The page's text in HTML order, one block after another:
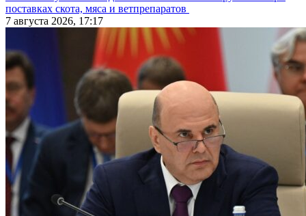
поставках скота, мяса и ветпрепаратов
7 августа 2026, 17:17